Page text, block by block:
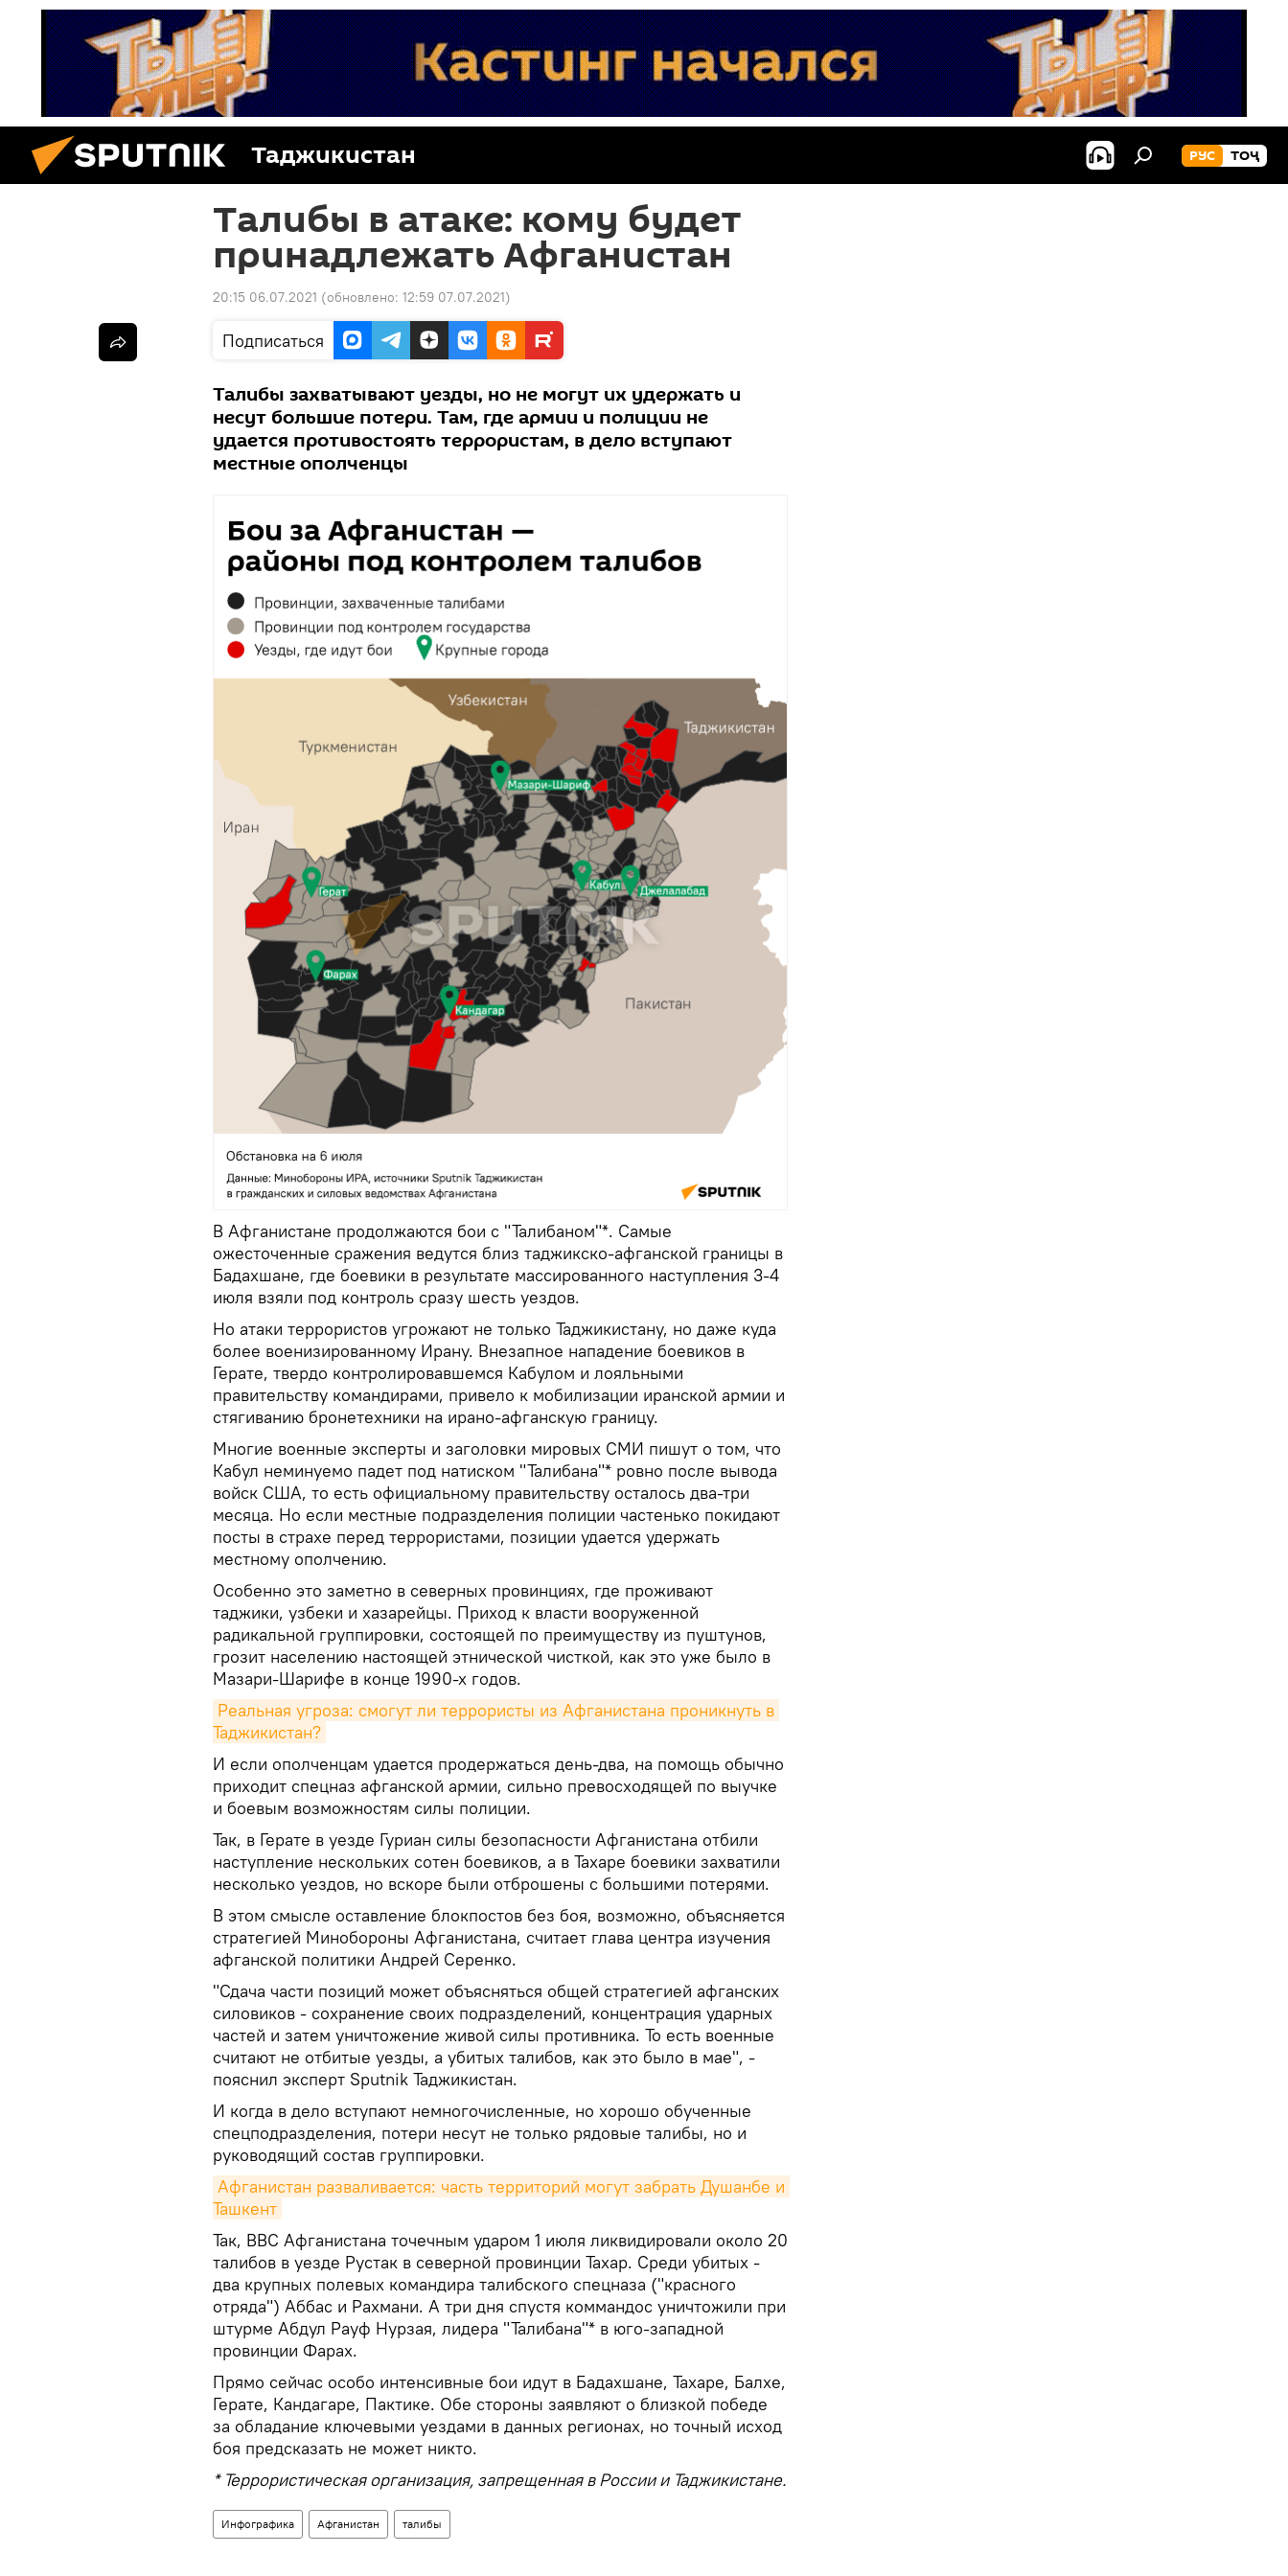
Таджикистан РУС ТОҶ
Талибы в атаке: кому будет
принадлежать Афганистан
20:15 06.07.2021 (обновлено: 12:59 07.07.2021)
Подписаться
Талибы захватывают уезды, но не могут их удержать и
несут большие потери. Там, где армии и полиции не
удается противостоять террористам, в дело вступают
местные ополченцы
В Афганистане продолжаются бои с "Талибаном"*. Самые
ожесточенные сражения ведутся близ таджикско-афганской границы в
Бадахшане, где боевики в результате массированного наступления 3-4
июля взяли под контроль сразу шесть уездов.
Но атаки террористов угрожают не только Таджикистану, но даже куда
более военизированному Ирану. Внезапное нападение боевиков в
Герате, твердо контролировавшемся Кабулом и лояльными
правительству командирами, привело к мобилизации иранской армии и
стягиванию бронетехники на ирано-афганскую границу.
Многие военные эксперты и заголовки мировых СМИ пишут о том, что
Кабул неминуемо падет под натиском "Талибана"* ровно после вывода
войск США, то есть официальному правительству осталось два-три
месяца. Но если местные подразделения полиции частенько покидают
посты в страхе перед террористами, позиции удается удержать
местному ополчению.
Особенно это заметно в северных провинциях, где проживают
таджики, узбеки и хазарейцы. Приход к власти вооруженной
радикальной группировки, состоящей по преимуществу из пуштунов,
грозит населению настоящей этнической чисткой, как это уже было в
Мазари-Шарифе в конце 1990-х годов.
Реальная угроза: смогут ли террористы из Афганистана проникнуть в
Таджикистан?
И если ополченцам удается продержаться день-два, на помощь обычно
приходит спецназ афганской армии, сильно превосходящей по выучке
и боевым возможностям силы полиции.
Так, в Герате в уезде Гуриан силы безопасности Афганистана отбили
наступление нескольких сотен боевиков, а в Тахаре боевики захватили
несколько уездов, но вскоре были отброшены с большими потерями.
В этом смысле оставление блокпостов без боя, возможно, объясняется
стратегией Минобороны Афганистана, считает глава центра изучения
афганской политики Андрей Серенко.
"Сдача части позиций может объясняться общей стратегией афганских
силовиков - сохранение своих подразделений, концентрация ударных
частей и затем уничтожение живой силы противника. То есть военные
считают не отбитые уезды, а убитых талибов, как это было в мае", -
пояснил эксперт Sputnik Таджикистан.
И когда в дело вступают немногочисленные, но хорошо обученные
спецподразделения, потери несут не только рядовые талибы, но и
руководящий состав группировки.
Афганистан разваливается: часть территорий могут забрать Душанбе и
Ташкент
Так, ВВС Афганистана точечным ударом 1 июля ликвидировали около 20
талибов в уезде Рустак в северной провинции Тахар. Среди убитых -
два крупных полевых командира талибского спецназа ("красного
отряда") Аббас и Рахмани. А три дня спустя коммандос уничтожили при
штурме Абдул Рауф Нурзая, лидера "Талибана"* в юго-западной
провинции Фарах.
Прямо сейчас особо интенсивные бои идут в Бадахшане, Тахаре, Балхе,
Герате, Кандагаре, Пактике. Обе стороны заявляют о близкой победе
за обладание ключевыми уездами в данных регионах, но точный исход
боя предсказать не может никто.
* Террористическая организация, запрещенная в России и Таджикистане.
Инфографика Афганистан талибы